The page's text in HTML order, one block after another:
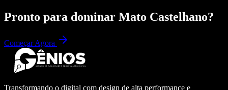
Pronto para dominar Mato Castelhano?
Começar Agora
Transformando o digital com design de alta performance e